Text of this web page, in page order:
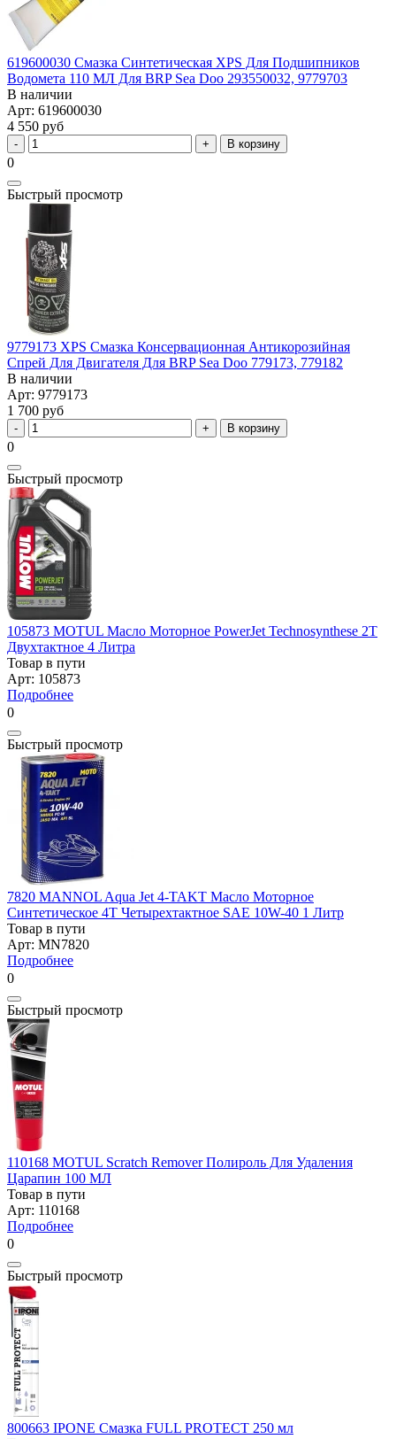
619600030 Смазка Синтетическая XPS Для Подшипников
Водомета 110 МЛ Для BRP Sea Doo 293550032, 9779703
В наличии
Арт: 619600030
4 550 руб
В корзину
0
Быстрый просмотр
9779173 XPS Смазка Консервационная Антикорозийная
Спрей Для Двигателя Для BRP Sea Doo 779173, 779182
В наличии
Арт: 9779173
1 700 руб
В корзину
0
Быстрый просмотр
105873 MOTUL Масло Моторное PowerJet Technosynthese 2Т
Двухтактное 4 Литра
Товар в пути
Арт: 105873
Подробнее
0
Быстрый просмотр
7820 MANNOL Aqua Jet 4-TAKT Масло Моторное
Синтетическое 4Т Четырехтактное SAE 10W-40 1 Литр
Товар в пути
Арт: MN7820
Подробнее
0
Быстрый просмотр
110168 MOTUL Scratch Remover Полироль Для Удаления
Царапин 100 МЛ
Товар в пути
Арт: 110168
Подробнее
0
Быстрый просмотр
800663 IPONE Смазка FULL PROTECT 250 мл